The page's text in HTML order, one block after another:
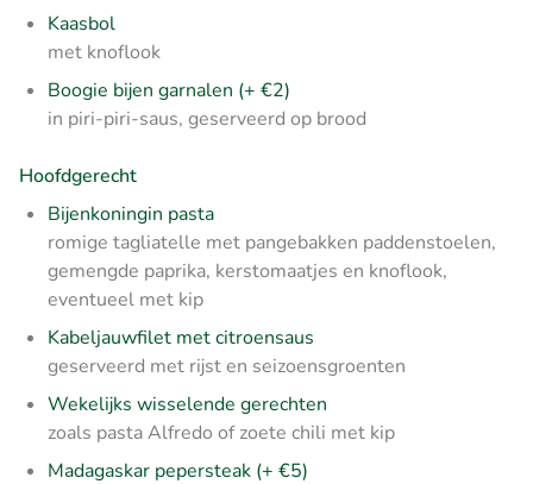
Kaasbol
met knoflook
Boogie bijen garnalen (+ €2)
in piri-piri-saus, geserveerd op brood
Hoofdgerecht
Bijenkoningin pasta
romige tagliatelle met pangebakken paddenstoelen,
gemengde paprika, kerstomaatjes en knoflook,
eventueel met kip
Kabeljauwfilet met citroensaus
geserveerd met rijst en seizoensgroenten
Wekelijks wisselende gerechten
zoals pasta Alfredo of zoete chili met kip
Madagaskar pepersteak (+ €5)